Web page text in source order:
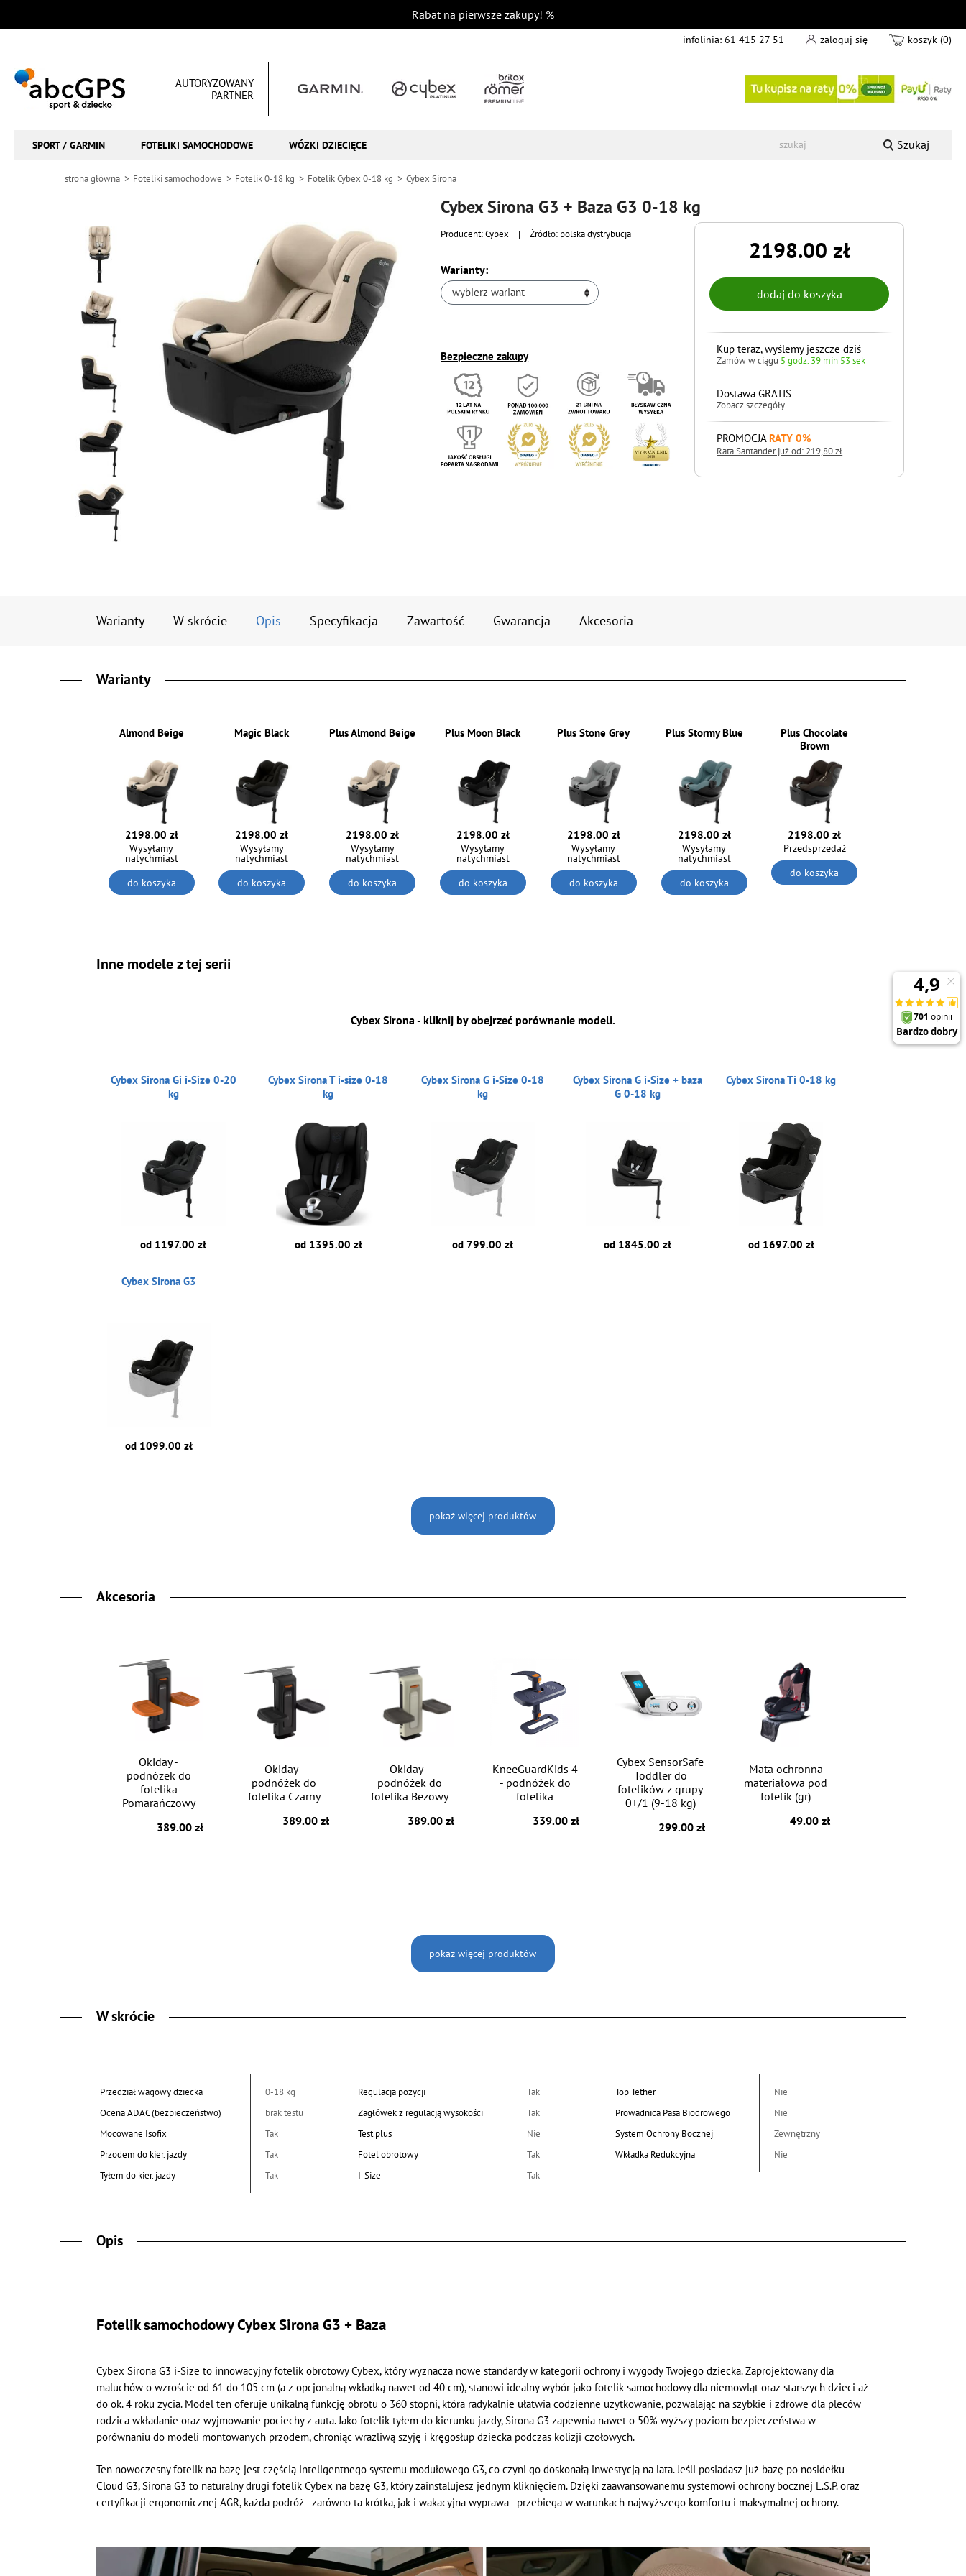
Rabat na pierwsze zakupy! %
infolinia: 61 415 27 51 zaloguj się koszyk (0)
AUTORYZOWANY
PARTNER
SPORT / GARMIN FOTELIKI SAMOCHODOWE WÓZKI DZIECIĘCE Szukaj
strona główna Foteliki samochodowe Fotelik 0-18 kg Fotelik Cybex 0-18 kg Cybex Sirona
Cybex Sirona G3 + Baza G3 0-18 kg
Producent:Cybex | Źródło: polska dystrybucja
Warianty:
wybierz wariant
Bezpieczne zakupy
2198.00 zł
Kup teraz, wyślemy jeszcze dziś
Zamów w ciągu 5 godz. 39 min 52 sek
Dostawa GRATIS
Zobacz szczegóły
PROMOCJA RATY 0%
Rata Santander już od: 219,80 zł
Warianty W skrócie Opis Specyfikacja Zawartość Gwarancja Akcesoria
Warianty
Almond Beige
2198.00 zł
Wysyłamy
natychmiast
do koszyka
Magic Black
2198.00 zł
Wysyłamy
natychmiast
do koszyka
Plus Almond Beige
2198.00 zł
Wysyłamy
natychmiast
do koszyka
Plus Moon Black
2198.00 zł
Wysyłamy
natychmiast
do koszyka
Plus Stone Grey
2198.00 zł
Wysyłamy
natychmiast
do koszyka
Plus Stormy Blue
2198.00 zł
Wysyłamy
natychmiast
do koszyka
Plus Chocolate
Brown
2198.00 zł
Przedsprzedaż
do koszyka
Inne modele z tej serii
Cybex Sirona - kliknij by obejrzeć porównanie modeli.
Cybex Sirona Gi i-Size 0-20
kg
od 1197.00 zł
Cybex Sirona T i-size 0-18
kg
od 1395.00 zł
Cybex Sirona G i-Size 0-18
kg
od 799.00 zł
Cybex Sirona G i-Size + baza
G 0-18 kg
od 1845.00 zł
Cybex Sirona Ti 0-18 kg
od 1697.00 zł
Cybex Sirona G3
od 1099.00 zł
pokaż więcej produktów
Akcesoria
Okiday -
podnóżek do
fotelika
Pomarańczowy
389.00 zł
Okiday -
podnóżek do
fotelika Czarny
389.00 zł
Okiday -
podnóżek do
fotelika Beżowy
389.00 zł
KneeGuardKids 4
- podnóżek do
fotelika
339.00 zł
Cybex SensorSafe
Toddler do
fotelików z grupy
0+/1 (9-18 kg)
299.00 zł
Mata ochronna
materiałowa pod
fotelik (gr)
49.00 zł
pokaż więcej produktów
W skrócie
Przedział wagowy dziecka
0-18 kg
Ocena ADAC (bezpieczeństwo)
brak testu
Mocowane Isofix
Tak
Przodem do kier. jazdy
Tak
Tyłem do kier. jazdy
Tak
Regulacja pozycji
Tak
Zagłówek z regulacją wysokości
Tak
Test plus
Nie
Fotel obrotowy
Tak
I-Size
Tak
Top Tether
Nie
Prowadnica Pasa Biodrowego
Nie
System Ochrony Bocznej
Zewnętrzny
Wkładka Redukcyjna
Nie
Opis
Fotelik samochodowy Cybex Sirona G3 + Baza
Cybex Sirona G3 i-Size to innowacyjny fotelik obrotowy Cybex, który wyznacza nowe standardy w kategorii ochrony i wygody Twojego dziecka. Zaprojektowany dla
maluchów o wzroście od 61 do 105 cm (a z opcjonalną wkładką nawet od 40 cm), stanowi idealny wybór jako fotelik samochodowy dla niemowląt oraz starszych dzieci aż
do ok. 4 roku życia. Model ten oferuje unikalną funkcję obrotu o 360 stopni, która radykalnie ułatwia codzienne użytkowanie, pozwalając na szybkie i zdrowe dla pleców
rodzica wkładanie oraz wyjmowanie pociechy z auta. Jako fotelik tyłem do kierunku jazdy, Sirona G3 zapewnia nawet o 50% wyższy poziom bezpieczeństwa w
porównaniu do modeli montowanych przodem, chroniąc wrażliwą szyję i kręgosłup dziecka podczas kolizji czołowych.
Ten nowoczesny fotelik na bazę jest częścią inteligentnego systemu modułowego G3, co czyni go doskonałą inwestycją na lata. Jeśli posiadasz już bazę po nosidełku
Cloud G3, Sirona G3 to naturalny drugi fotelik Cybex na bazę G3, który zainstalujesz jednym kliknięciem. Dzięki zaawansowanemu systemowi ochrony bocznej L.S.P. oraz
certyfikacji ergonomicznej AGR, każda podróż - zarówno ta krótka, jak i wakacyjna wyprawa - przebiega w warunkach najwyższego komfortu i maksymalnej ochrony.